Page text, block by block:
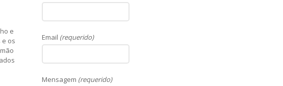
e
os
Email (requerido)
Mensagem (requerido)